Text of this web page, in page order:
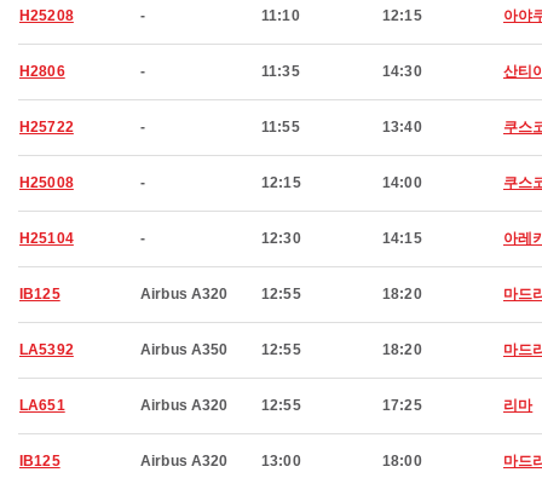
H25208 - 11:10 12:15 아야
H2806 - 11:35 14:30 산티
H25722 - 11:55 13:40 쿠스
H25008 - 12:15 14:00 쿠스
H25104 - 12:30 14:15 아레
IB125 Airbus A320 12:55 18:20 마드
LA5392 Airbus A350 12:55 18:20 마드
LA651 Airbus A320 12:55 17:25 리마
IB125 Airbus A320 13:00 18:00 마드